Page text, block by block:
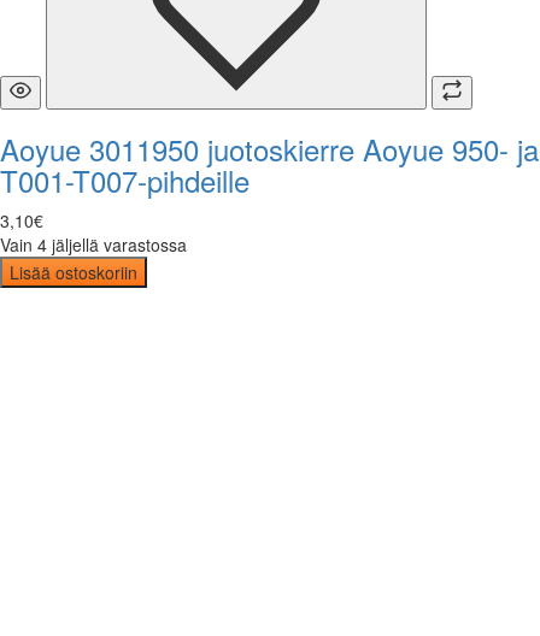
Aoyue 3011950 juotoskierre Aoyue 950- ja
T001-T007-pihdeille
3,10€
Vain 4 jäljellä varastossa
Lisää ostoskoriin